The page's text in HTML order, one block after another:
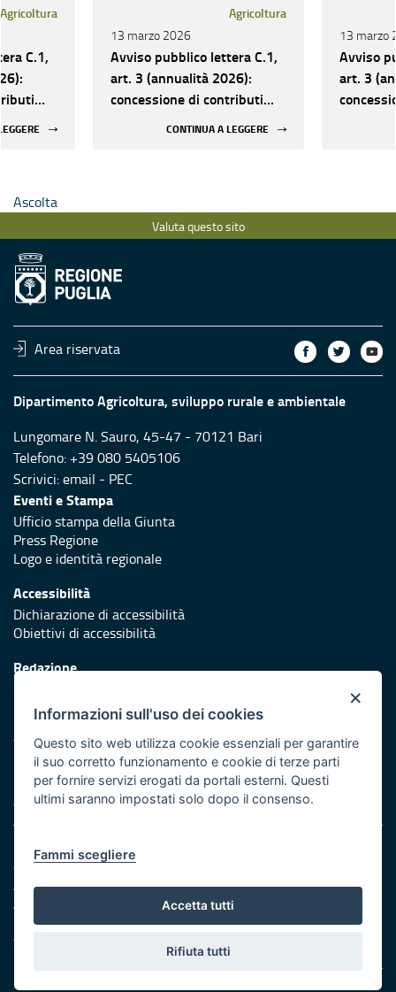
Agricoltura
C.1,
Agricoltura
13 marzo 2026
Avviso pubblico lettera C.1,
art. 3 (annualità 2026):
concessione di contributi
CONTINUA A LEGGERE
13 marzo
Avviso
art. 3
Ascolta
Valuta questo sito
Area riservata
Dipartimento Agricoltura, sviluppo rurale e ambientale
Lungomare N. Sauro, 45-47 - 70121 Bari
Telefono: +39 080 5405106
Scrivici:email - PEC
Eventi e Stampa
Ufficio stampa della Giunta
Press Regione
Logo e identità regionale
Accessibilità
Dichiarazione di accessibilità
Obiettivi di accessibilità
Redazione
Protezione civile
Vai al sito di Protezione Civile Puglia
Iniziativa finanziata con risorse del POR Puglia 2014/2020 -
Asse XI
Note legali
Cookie e privacy
Amministrazione trasparente
Atti di notifica
Feed RSS
Servizi Intranet
×
Informazioni sull'uso dei cookies
Questo sito web utilizza cookie essenziali per garantire
il suo corretto funzionamento e cookie di terze parti
per fornire servizi erogati da portali esterni. Questi
ultimi saranno impostati solo dopo il consenso.
Fammi scegliere
Accetta tutti
Rifiuta tutti